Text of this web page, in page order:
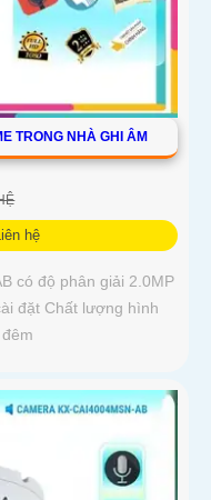
TRONG NHÀ GHI ÂM
hệ
có độ phân giải 2.0MP
đặt Chất lượng hình